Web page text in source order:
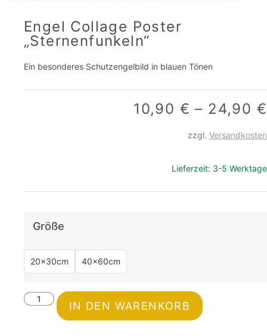
Engel Collage Poster
„Sternenfunkeln“
Ein besonderes Schutzengelbild in blauen Tönen
10,90 € – 24,90 €
zzgl. Versandkosten
Lieferzeit: 3-5 Werktage
Größe
20x30cm 40x60cm
IN DEN WARENKORB